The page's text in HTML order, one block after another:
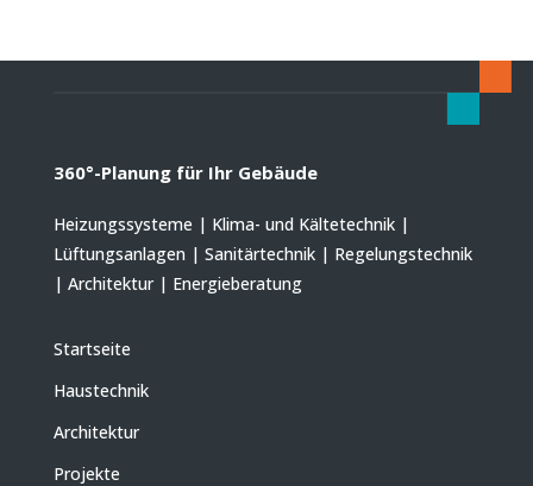
360°-Planung für Ihr Gebäude
Heizungssysteme | Klima- und Kältetechnik |
Lüftungsanlagen | Sanitärtechnik | Regelungstechnik
| Architektur | Energieberatung
Startseite
Haustechnik
Architektur
Projekte